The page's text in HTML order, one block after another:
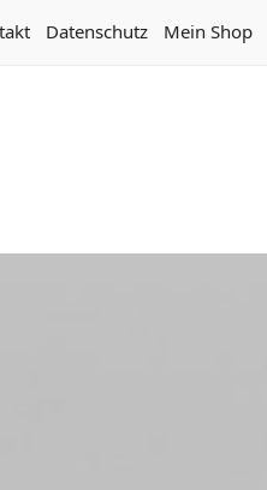
Datenschutz Mein Shop